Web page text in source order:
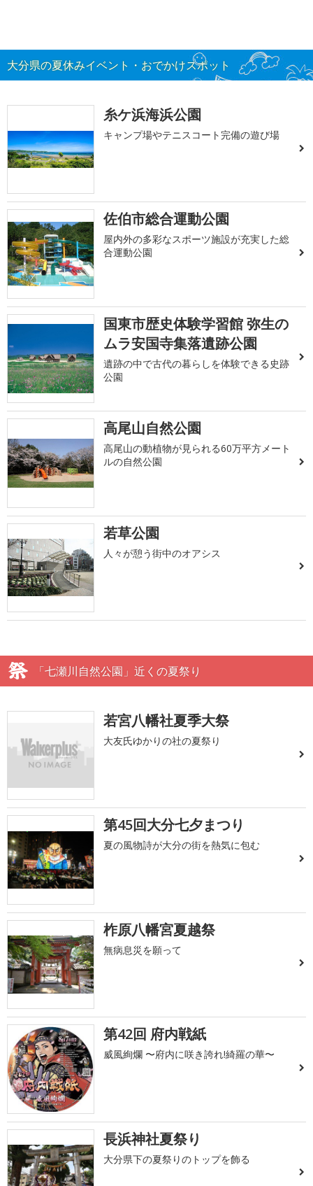
大分県の夏休みイベント・おでかけスポット
糸ケ浜海浜公園
キャンプ場やテニスコート完備の遊び場
佐伯市総合運動公園
屋内外の多彩なスポーツ施設が充実した総
合運動公園
国東市歴史体験学習館 弥生の
ムラ安国寺集落遺跡公園
遺跡の中で古代の暮らしを体験できる史跡
公園
高尾山自然公園
高尾山の動植物が見られる60万平方メート
ルの自然公園
若草公園
人々が憩う街中のオアシス
「七瀬川自然公園」近くの夏祭り
若宮八幡社夏季大祭
大友氏ゆかりの社の夏祭り
第45回大分七夕まつり
夏の風物詩が大分の街を熱気に包む
柞原八幡宮夏越祭
無病息災を願って
第42回 府内戦紙
威風絢爛 〜府内に咲き誇れ!綺羅の華〜
長浜神社夏祭り
大分県下の夏祭りのトップを飾る